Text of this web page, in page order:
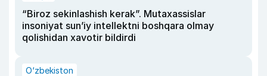
“Biroz sekinlashish kerak”. Mutaxassislar
insoniyat sun’iy intellektni boshqara olmay
qolishidan xavotir bildirdi
O‘zbekiston